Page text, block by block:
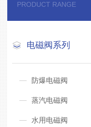
PRODUCT RANGE
电磁阀系列
防爆电磁阀
蒸汽电磁阀
水用电磁阀